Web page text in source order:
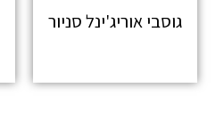
גוסבי אוריג'ינל סניור